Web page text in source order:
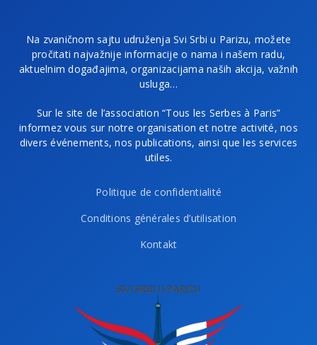
Na zvaničnom sajtu udruženja Svi Srbi u Parizu, možete
pročitati najvažnije informacije o nama i našem radu,
aktuelnim događajima, organizacijama naših akcija, važnih
usluga…
Sur le site de l’association “Tous les Serbes à Paris”
informez vous sur notre organisation et notre activité, nos
divers événements, nos publications, ainsi que les services
utiles.
Politique de confidentialité
Conditions générales d’utilisation
Kontakt